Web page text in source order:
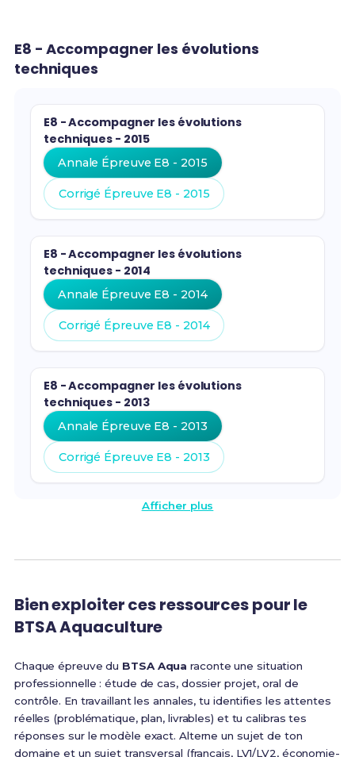
E8 - Accompagner les évolutions
techniques
E8 - Accompagner les évolutions
techniques - 2015
Annale Épreuve E8 - 2015
Corrigé Épreuve E8 - 2015
E8 - Accompagner les évolutions
techniques - 2014
Annale Épreuve E8 - 2014
Corrigé Épreuve E8 - 2014
E8 - Accompagner les évolutions
techniques - 2013
Annale Épreuve E8 - 2013
Corrigé Épreuve E8 - 2013
Afficher plus
Bien exploiter ces ressources pour le
BTSA Aquaculture
Chaque épreuve du BTSA Aqua raconte une situation
professionnelle : étude de cas, dossier projet, oral de
contrôle. En travaillant les annales, tu identifies les attentes
réelles (problématique, plan, livrables) et tu calibras tes
réponses sur le modèle exact. Alterne un sujet de ton
domaine et un sujet transversal (français, LV1/LV2, économie-